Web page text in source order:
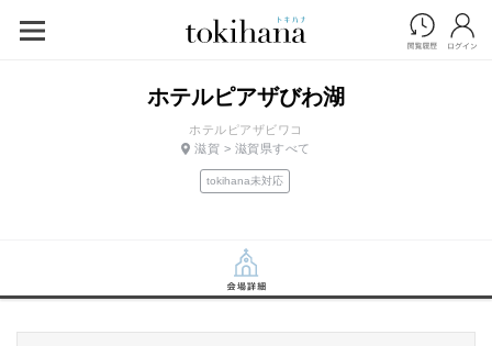
ホテルピアザびわ湖
ホテルピアザビワコ
滋賀 > 滋賀県すべて
tokihana未対応